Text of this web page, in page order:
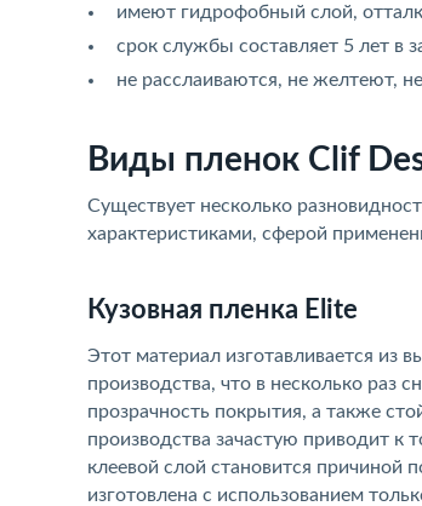
имеют гидрофобный слой,
срок службы составляет 5 лет в
не расслаиваются, не желтеют,
Виды пленок Clif
Существует несколько
характеристиками, сферой
Кузовная пленка Elite
Этот материал изготавливается из
производства, что в несколько раз
прозрачность покрытия, а также
производства зачастую приводит к
клеевой слой становится причиной
изготовлена с использованием